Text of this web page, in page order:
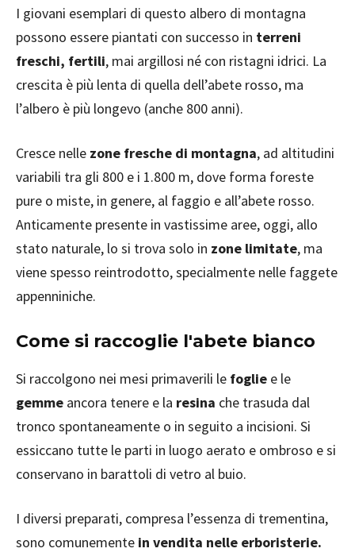
I giovani esemplari di questo albero di montagna
possono essere piantati con successo in terreni
freschi, fertili, mai argillosi né con ristagni idrici. La
crescita è più lenta di quella dell’abete rosso, ma
l’albero è più longevo (anche 800 anni).
Cresce nelle zone fresche di montagna, ad altitudini
variabili tra gli 800 e i 1.800 m, dove forma foreste
pure o miste, in genere, al faggio e all’abete rosso.
Anticamente presente in vastissime aree, oggi, allo
stato naturale, lo si trova solo in zone limitate, ma
viene spesso reintrodotto, specialmente nelle faggete
appenniniche.
Come si raccoglie l'abete bianco
Si raccolgono nei mesi primaverili le foglie e le
gemme ancora tenere e la resina che trasuda dal
tronco spontaneamente o in seguito a incisioni. Si
essiccano tutte le parti in luogo aerato e ombroso e si
conservano in barattoli di vetro al buio.
I diversi preparati, compresa l’essenza di trementina,
sono comunemente in vendita nelle erboristerie.